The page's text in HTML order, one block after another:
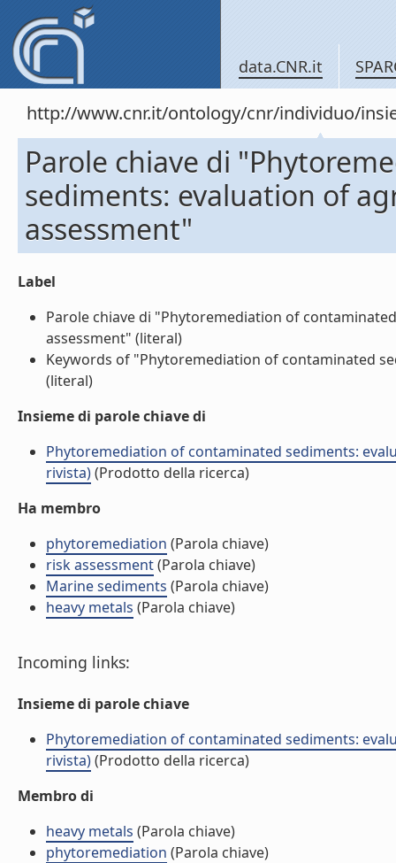
data.CNR.it
http://www.cnr.it/ontology/cnr/individuo/
Parole chiave di
sediments: evaluation of
assessment"
Label
Parole chiave di "Phytoremediation of
assessment" (literal)
Keywords of "Phytoremediation of contaminated
(literal)
Insieme di parole chiave di
Phytoremediation of contaminated sediments:
rivista)(Prodotto della ricerca)
Ha membro
phytoremediation (Parola chiave)
risk assessment(Parola chiave)
Marine sediments (Parola chiave)
heavy metals (Parola chiave)
Incoming links:
Insieme di parole chiave
Phytoremediation of contaminated sediments:
rivista)(Prodotto della ricerca)
Membro di
heavy metals (Parola chiave)
phytoremediation (Parola chiave)